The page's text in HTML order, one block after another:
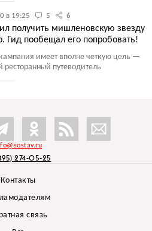
в 19:25 5 6
получить мишленовскую звезду
Гид пообещал его попробовать!
имеет вполне четкую цель —
ресторанный путеводитель
274-05-25
Контакты
связь